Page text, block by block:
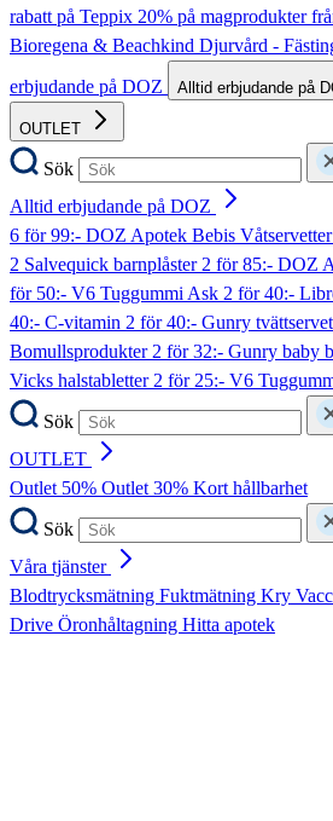
rabatt på Teppix 20% på magprodukter
Bioregena & Beachkind Djurvård -
erbjudande på DOZ
Alltid erbjudande på
OUTLET
Sök
Alltid erbjudande på DOZ
6 för 99:- DOZ Apotek Bebis Våtservetter
2 Salvequick barnplåster2 för 85:- DOZ
för 50:- V6 Tuggummi Ask 2 för 40:-
40:- C-vitamin 2 för 40:- Gunry
Bomullsprodukter2 för 32:- Gunry baby
Vicks halstabletter2 för 25:- V6
Sök
OUTLET
Outlet 50% Outlet 30% Kort hållbarhet
Sök
Våra tjänster
Blodtrycksmätning Fuktmätning Kry
Drive Öronhåltagning Hitta apotek